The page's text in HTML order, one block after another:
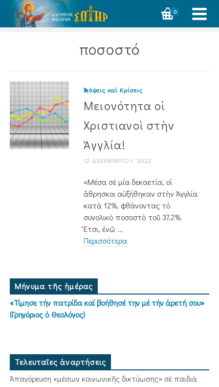
0
ποσοστό
Ἀπόψεις καὶ Κρίσεις
Μειονότητα οἱ
Χριστιανοὶ στὴν
Ἀγγλία!
12 ΔΕΚΕΜΒΡΊΟΥ, 2022
«Μέσα σὲ μία δεκαετία, οἱ
ἄθρησκοι αὐξήθηκαν στὴν Ἀγγλία
κατὰ 12%, φθάνοντας τὸ
συνολικὸ ποσοστὸ τοῦ 37,2%.
Ἔτσι, ἐνῶ ...
Περισσότερα
Μήνυμα τῆς ἡμέρας
«Τίμησε τήν πατρίδα καί βοήθησέ την μέ τήν ἀρετή σου»
(Γρηγόριος ὁ Θεολόγος)
Τελευταῖες ἀναρτήσεις
Ἀπαγόρευση «μέσων κοινωνικῆς δικτύωσης» σὲ παιδιὰ